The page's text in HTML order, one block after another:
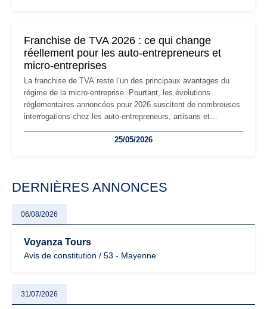
Franchise de TVA 2026 : ce qui change
réellement pour les auto-entrepreneurs et
micro-entreprises
La franchise de TVA reste l’un des principaux avantages du
régime de la micro-entreprise. Pourtant, les évolutions
réglementaires annoncées pour 2026 suscitent de nombreuses
interrogations chez les auto-entrepreneurs, artisans et
facturation ou risque de bascule vers la TVA : les règles
25/05/2026
DERNIÈRES ANNONCES
06/08/2026
Voyanza Tours
Avis de constitution / 53 - Mayenne
31/07/2026